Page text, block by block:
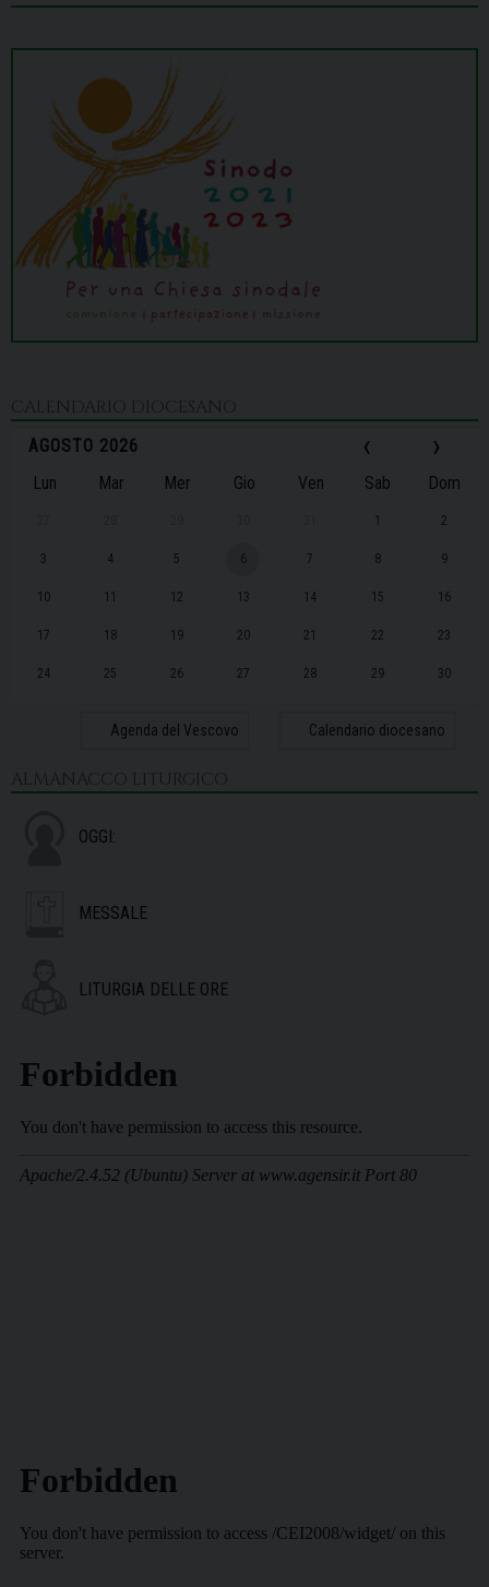
CALENDARIO DIOCESANO
‹
AGOSTO 2026 ›
Lun Mar Mer Gio Ven Sab Dom
1 2
3 4 5 6 7 8 9
10 11 12 13 14 15 16
17 18 19 20 21 22 23
24 25 26 27 28 29 30
Agenda del Vescovo Calendario diocesano
ALMANACCO LITURGICO
OGGI:
MESSALE
LITURGIA DELLE ORE